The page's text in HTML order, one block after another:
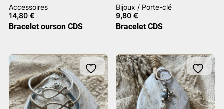
Accessoires
14,80 €
Bracelet ourson CDS
Bijoux / Porte-clé
9,80€
Bracelet CDS